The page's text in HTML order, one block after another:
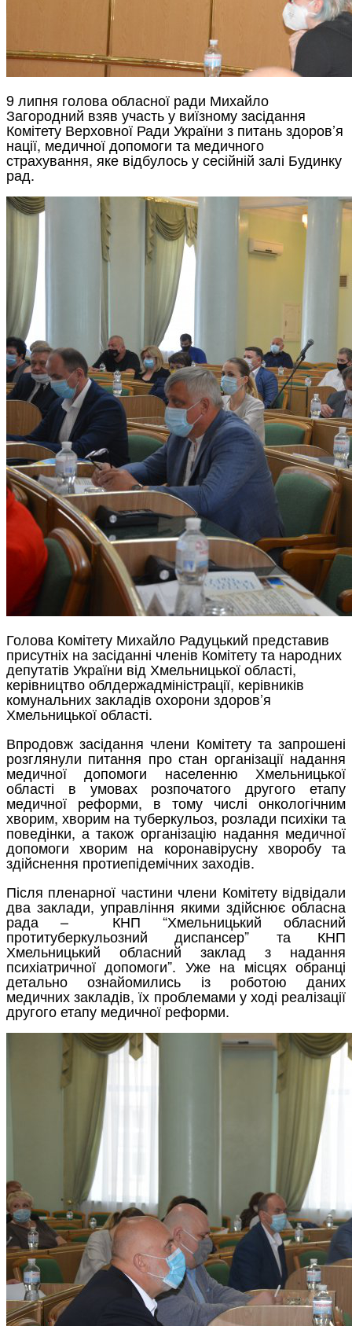
9 липня голова обласної ради Михайло
Загородний взяв участь у виїзному засідання
Комітету Верховної Ради України з питань здоров’я
нації, медичної допомоги та медичного
страхування, яке відбулось у сесійній залі Будинку
рад.
Голова Комітету Михайло Радуцький представив
присутніх на засіданні членів Комітету та народних
депутатів України від Хмельницької області,
керівництво облдержадміністрації, керівників
комунальних закладів охорони здоров’я
Хмельницької області.
Впродовж засідання члени Комітету та запрошені
розглянули питання про стан організації надання
медичної допомоги населенню Хмельницької
області в умовах розпочатого другого етапу
медичної реформи, в тому числі онкологічним
хворим, хворим на туберкульоз, розлади психіки та
поведінки, а також організацію надання медичної
допомоги хворим на коронавірусну хворобу та
здійснення протиепідемічних заходів.
Після пленарної частини члени Комітету відвідали
два заклади, управління якими здійснює обласна
рада – КНП “Хмельницький обласний
протитуберкульозний диспансер” та КНП
Хмельницький обласний заклад з надання
психіатричної допомоги”. Уже на місцях обранці
детально ознайомились із роботою даних
медичних закладів, їх проблемами у ході реалізації
другого етапу медичної реформи.